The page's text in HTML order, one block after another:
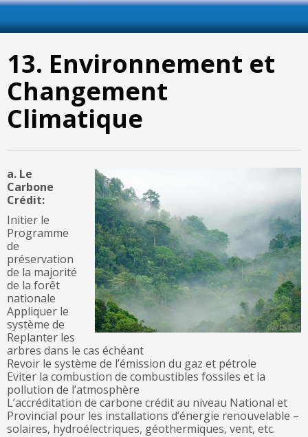
13. Environnement et
Changement
Climatique
a. Le
Carbone
Crédit:
Initier le
Programme
de
préservation
de la majorité
de la forêt
nationale
Appliquer le
système de
Replanter les
arbres dans le cas échéant
Revoir le système de l’émission du gaz et pétrole
Eviter la combustion de combustibles fossiles et la
pollution de l’atmosphère
L’accréditation de carbone crédit au niveau National et
Provincial pour les installations d’énergie renouvelable –
solaires, hydroélectriques, géothermiques, vent, etc.